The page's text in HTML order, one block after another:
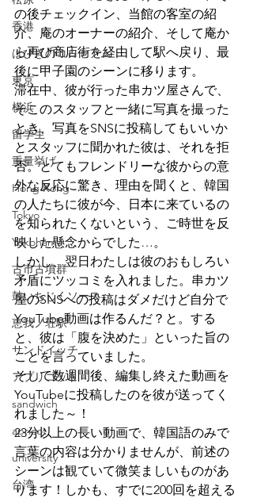
香港
はびきのコロセアム
東京
横浜
留学生
重量挙げ
Hong Kong
Tokyo
Yokohama
古市古墳群
鼓いちじくソース
恵我ノ荘駅
サンドイッチ
アプリコット
sandwich
apricot
university
台湾
の後チェックイン、当館の客室の紹
介、庵のオーナーの紹介、そして庵か
ら再び商店街を経由して駅へ戻り、最
後に甲子園のシーンに移ります。
滞在中、彼が行った串カツ屋さんで、
そこのスタッフと一緒に写真を撮った
とき、写真をSNSに投稿してもいいか
とスタッフに聞かれた彼は、それを拒
否。とてもフレンドリーな彼からの意
外な反応に驚き、理由を聞くと、韓国
の人たちに彼が今、日本に来ているの
を知られたくないという、ご時世を反
映した懸念からでした…。
しかし、翌日わたしは彼のおもしろい
矛盾にツッコミを入れました。串カツ
屋のSNSへの投稿はダメだけど自分で
YouTube動画は作るんだ？と。する
と、彼は「腹を決めた」といった旨の
ことを言っていました。
そして数週間後、編集し終えた動画を
YouTubeに投稿したのを彼が送ってく
れました～！
23分以上の長い動画で、韓国語のみで
言葉の内容は分かりませんが、前述の
シーンは観ていて微笑ましいものがあ
ります！しかも、すでに200回を超える